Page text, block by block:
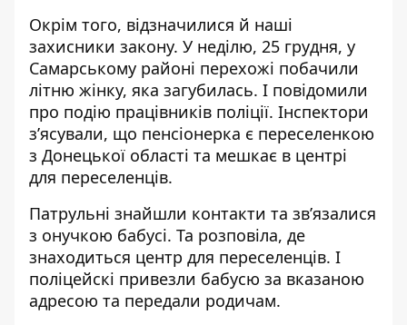
Окрім того, відзначилися й наші
захисники закону. У неділю, 25 грудня, у
Самарському районі перехожі побачили
літню жінку, яка загубилась. І повідомили
про подію працівників поліції. Інспектори
з’ясували, що пенсіонерка є переселенкою
з Донецької області та мешкає в центрі
для переселенців.
Патрульні знайшли контакти та зв’язалися
з онучкою бабусі. Та розповіла, де
знаходиться центр для переселенців. І
поліцейскі привезли бабусю за вказаною
адресою та передали родичам.